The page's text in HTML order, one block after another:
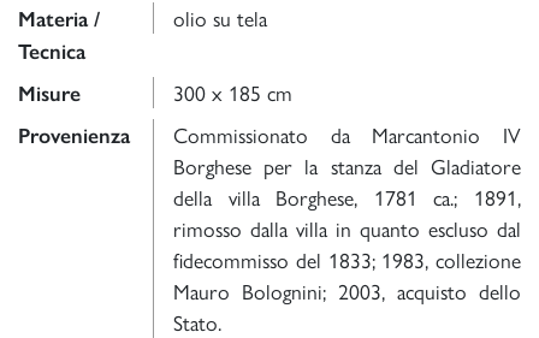
Materia /
Tecnica
olio su tela
Misure 300 x 185 cm
Provenienza
Commissionato da Marcantonio IV
Borghese per la stanza del Gladiatore
della villa Borghese, 1781 ca.; 1891,
rimosso dalla villa in quanto escluso dal
fidecommisso del 1833; 1983, collezione
Mauro Bolognini; 2003, acquisto dello
Stato.